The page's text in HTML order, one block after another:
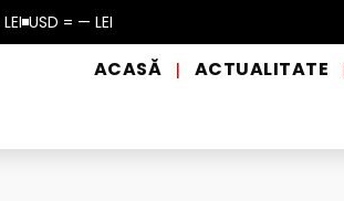
USD = — LEI
de prim ajutor și de distribuire a apei
ACASĂ | ACTUALITATE